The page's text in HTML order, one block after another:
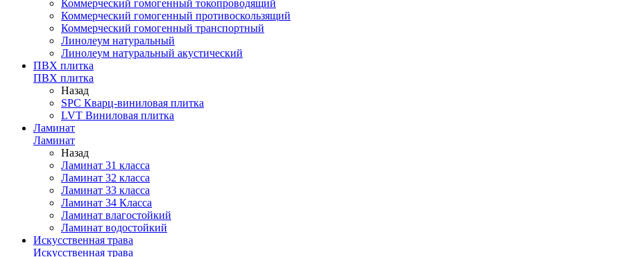
Коммерческий гомогенный токопроводящий
Коммерческий гомогенный противоскользящий
Коммерческий гомогенный транспортный
Линолеум натуральный
Линолеум натуральный акустический
ПВХ плитка
ПВХ плитка
Назад
SPC Кварц-виниловая плитка
LVT Виниловая плитка
Ламинат
Ламинат
Назад
Ламинат 31 класса
Ламинат 32 класса
Ламинат 33 класса
Ламинат 34 Класса
Ламинат влагостойкий
Ламинат водостойкий
Искусственная трава
Искусственная трава